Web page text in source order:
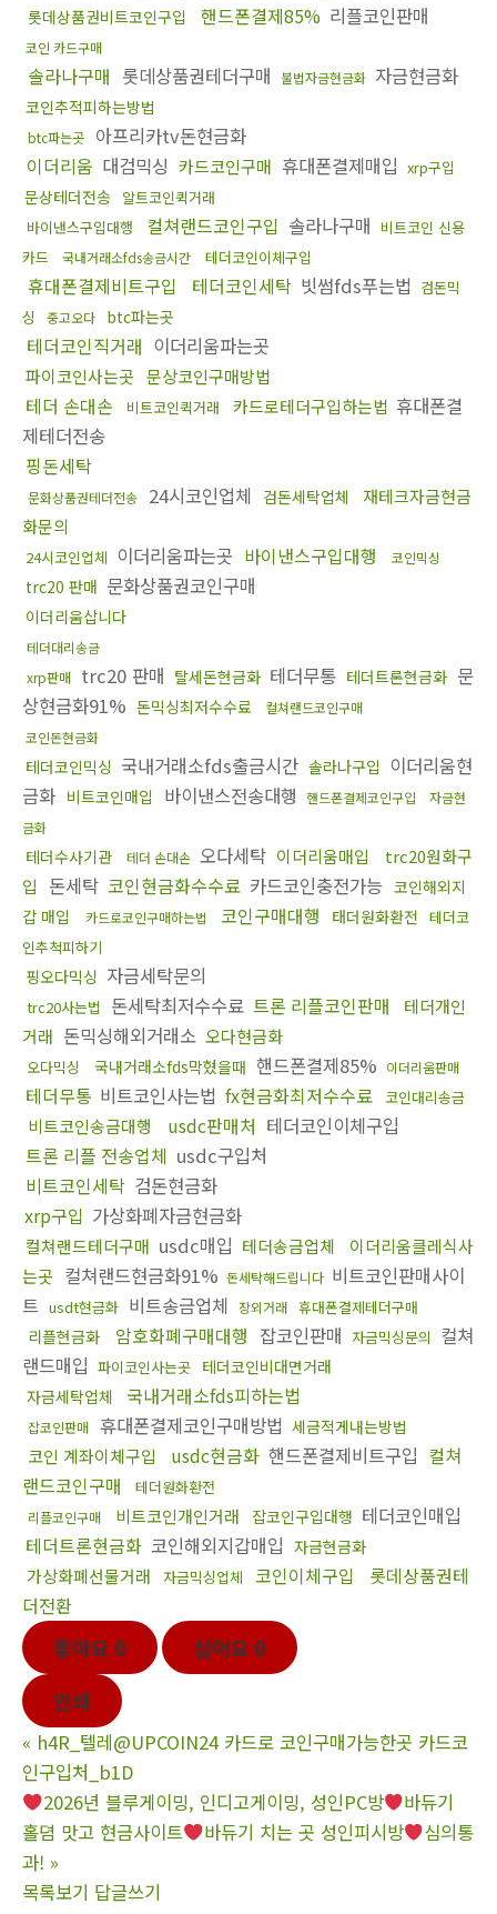
롯데상품권비트코인구입 핸드폰결제85% 리플코인판매
코인 카드구매
솔라나구매 롯데상품권테더구매 불법자금현금화 자금현금화
코인추적피하는방법
btc파는곳
아프리카tv돈현금화
이더리움 대검믹싱 카드코인구매 휴대폰결제매입 xrp구입
문상테더전송 알트코인퀵거래
바이낸스구입대행
컬쳐랜드코인구입 솔라나구매 비트코인 신용
카드
국내거래소fds송금시간 테더코인이체구입
휴대폰결제비트구입 테더코인세탁 빗썸fds푸는법 검돈믹
싱
중고오다 btc파는곳
테더코인직거래 이더리움파는곳
파이코인사는곳 문상코인구매방법
테더 손대손 비트코인퀵거래 카드로테더구입하는법 휴대폰결
제테더전송
핑돈세탁
문화상품권테더전송 24시코인업체 검돈세탁업체
재테크자금현금
화문의
24시코인업체 이더리움파는곳 바이낸스구입대행 코인믹싱
trc20 판매 문화상품권코인구매
이더리움삽니다
테더대리송금
xrp판매 trc20 판매 탈세돈현금화 테더무통 테더트론현금화 문
상현금화91% 돈믹싱최저수수료
컬쳐랜드코인구매
코인돈현금화
테더코인믹싱 국내거래소fds출금시간 솔라나구입 이더리움현
금화 비트코인매입 바이낸스전송대행 핸드폰결제코인구입
자금현
금화
테더수사기관 테더 손대손 오다세탁 이더리움매입
trc20원화구
입
돈세탁 코인현금화수수료 카드코인충전가능 코인해외지
갑 매입
카드로코인구매하는법 코인구매대행 태더원화환전 테더코
인추척피하기
핑오다믹싱 자금세탁문의
trc20사는법 돈세탁최저수수료 트론 리플코인판매
테더개인
거래 돈믹싱해외거래소 오다현금화
오다믹싱 국내거래소fds막혔을때 핸드폰결제85% 이더리움판매
테더무통 비트코인사는법 fx현금화최저수수료 코인대리송금
비트코인송금대행 usdc판매처 테더코인이체구입
트론 리플 전송업체 usdc구입처
비트코인세탁 검돈현금화
xrp구입 가상화폐자금현금화
컬쳐랜드테더구매 usdc매입 테더송금업체
이더리움클레식사
는곳 컬쳐랜드현금화91% 돈세탁해드립니다 비트코인판매사이
트 usdt현금화 비트송금업체 장외거래 휴대폰결제테더구매
리플현금화 암호화폐구매대행 잡코인판매 자금믹싱문의 컬쳐
랜드매입 파이코인사는곳 테더코인비대면거래
자금세탁업체
국내거래소fds피하는법
잡코인판매 휴대폰결제코인구매방법 세금적게내는방법
코인 계좌이체구입 usdc현금화 핸드폰결제비트구입 컬쳐
랜드코인구매
테더원화환전
리플코인구매 비트코인개인거래 잡코인구입대행 테더코인매입
테더트론현금화 코인해외지갑매입 자금현금화
가상화폐선물거래 자금믹싱업체 코인이체구입
롯데상품권테
더전환
좋아요 0 싫어요 0
인쇄
« h4R_텔레@UPCOIN24 카드로 코인구매가능한곳 카드코
인구입처_b1D
2026년 블루게이밍, 인디­고게이밍, 성인PC방
바듀기
홀뎜 맛고 현금사이트
바듀기 치는 곳 성인피시방
심의통
과! »
목록보기 답글쓰기